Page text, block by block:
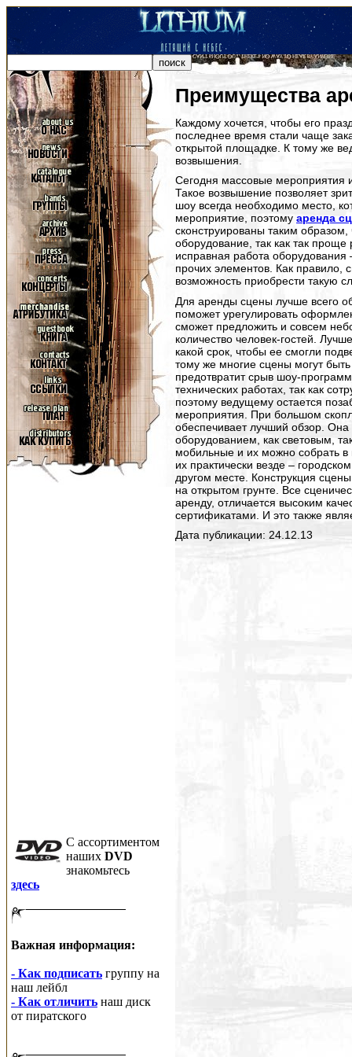
C ассортиментом
наших DVD
знакомьтесь
здесь
Важная информация:
- Как подписать группу на
наш лейбл
- Как отличить наш диск
от пиратского
Преимущества
Каждому хочется, чтобы его
последнее время стали чаще
открытой площадке. К тому же
возвышения.
Сегодня массовые мероприятия
Такое возвышение позволяет
шоу всегда необходимо место,
мероприятие, поэтому аренда
сконструированы таким
оборудование, так как так
исправная работа
прочих элементов. Как правило,
возможность приобрести такую
Для аренды сцены лучше всего
поможет урегулировать
сможет предложить и совсем
количество человек-гостей.
какой срок, чтобы ее смогли
тому же многие сцены могут
предотвратит срыв шоу-
технических работах, так как
поэтому ведущему остается
мероприятия. При большом
обеспечивает лучший обзор.
оборудованием, как световым,
мобильные и их можно собрать в
их практически везде –
другом месте. Конструкция
на открытом грунте. Все
аренду, отличается высоким
сертификатами. И это также
Дата публикации: 24.12.13